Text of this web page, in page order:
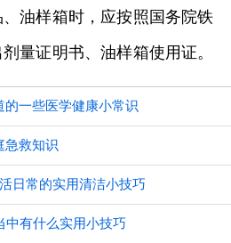
油样箱时，应按照国务院铁
量证明书、油样箱使用证。
一些医学健康小常识
急救知识
日常的实用清洁小技巧
中有什么实用小技巧